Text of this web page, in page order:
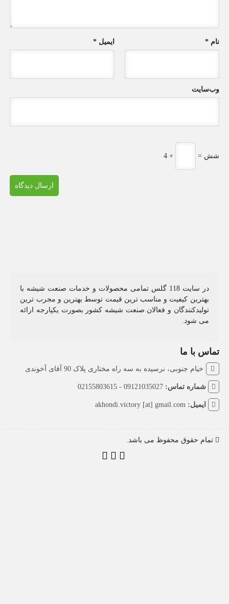
نام* ایمیل*
وب‌سایت
4 + = شش
در سایت 118 گلس تمامی محصولات و خدمات صنعت شیشه با
بهترین کیفیت و مناسب ترین قیمت توسط بهترین و مجرب ترین
تولیدکنندگان و فعالان صنعت شیشه کشور بصورت یکپارجه ارائه
می شود.
تماس با ما
خیام جنوبی، نرسیده به سه راه مختاری پلاک 90 آقای آخوندی
شماره تماس:09121035027 - 02155803615
ایمیل:akhondi.victory [at] gmail.com
تمام حقوق محفوظ می باشد.